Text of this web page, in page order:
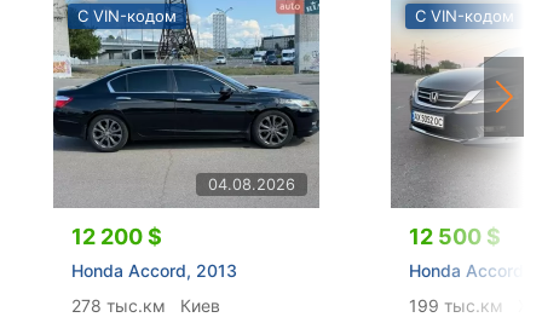
С VIN-кодом
04.08.2026
12 200 $
Honda Accord, 2013
278 тыс.км
Киев
С VIN-кодом
12 500 $
Honda Accord,
199 тыс.км